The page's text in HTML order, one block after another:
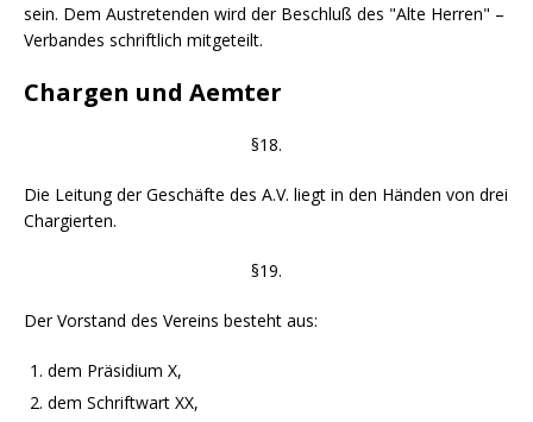
sein. Dem Austretenden wird der Beschluß des "Alte Herren" –
Verbandes schriftlich mitgeteilt.
Chargen und Aemter
§18.
Die Leitung der Geschäfte des A.V. liegt in den Händen von drei
Chargierten.
§19.
Der Vorstand des Vereins besteht aus:
dem Präsidium X,
dem Schriftwart XX,